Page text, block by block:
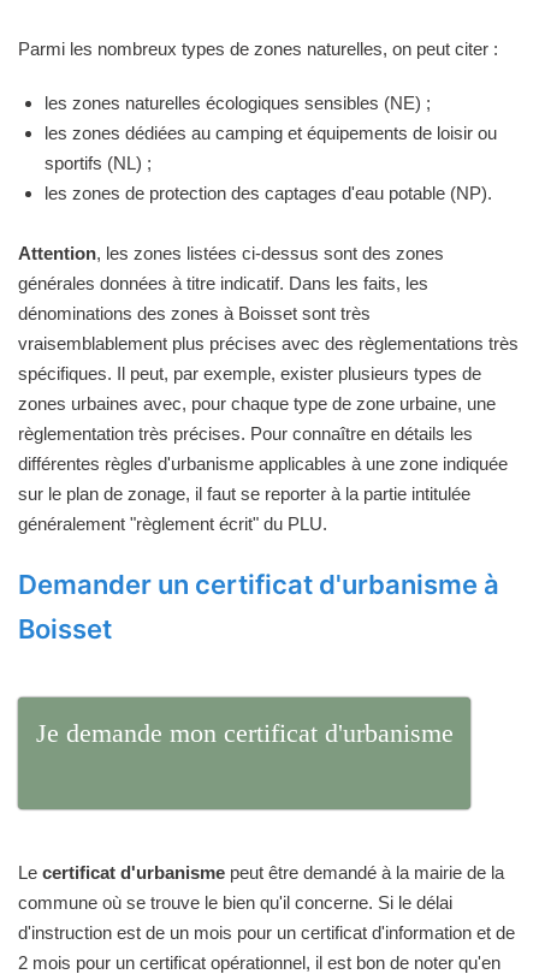
Parmi les nombreux types de zones naturelles, on peut citer :
les zones naturelles écologiques sensibles (NE) ;
les zones dédiées au camping et équipements de loisir ou
sportifs (NL) ;
les zones de protection des captages d'eau potable (NP).
Attention, les zones listées ci-dessus sont des zones
générales données à titre indicatif. Dans les faits, les
dénominations des zones à Boisset sont très
vraisemblablement plus précises avec des règlementations très
spécifiques. Il peut, par exemple, exister plusieurs types de
zones urbaines avec, pour chaque type de zone urbaine, une
règlementation très précises. Pour connaître en détails les
différentes règles d'urbanisme applicables à une zone indiquée
sur le plan de zonage, il faut se reporter à la partie intitulée
généralement "règlement écrit" du PLU.
Demander un certificat d'urbanisme à
Boisset
Je demande mon certificat d'urbanisme
Le certificat d'urbanisme peut être demandé à la mairie de la
commune où se trouve le bien qu'il concerne. Si le délai
d'instruction est de un mois pour un certificat d'information et de
2 mois pour un certificat opérationnel, il est bon de noter qu'en